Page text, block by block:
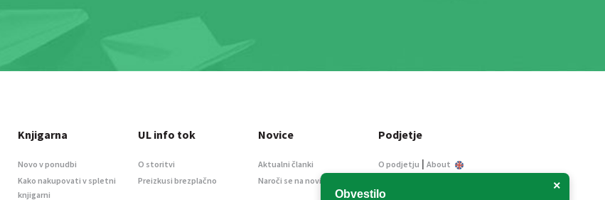
×
Obvestilo
Knjigarna
Novo v ponudbi
Kako nakupovati v spletni
knjigarni
UL info tok
O storitvi
Preizkusi brezplačno
Novice
Aktualni članki
Naroči se na novice
Podjetje
O podjetju | About
Informacije javnega